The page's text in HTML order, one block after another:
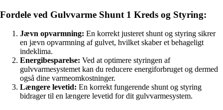
Fordele ved Gulvvarme Shunt 1 Kreds og Styring:
Jævn opvarmning: En korrekt justeret shunt og styring sikrer
en jævn opvarmning af gulvet, hvilket skaber et behageligt
indeklima.
Energibesparelse: Ved at optimere styringen af
gulvvarmesystemet kan du reducere energiforbruget og dermed
også dine varmeomkostninger.
Længere levetid: En korrekt fungerende shunt og styring
bidrager til en længere levetid for dit gulvvarmesystem.